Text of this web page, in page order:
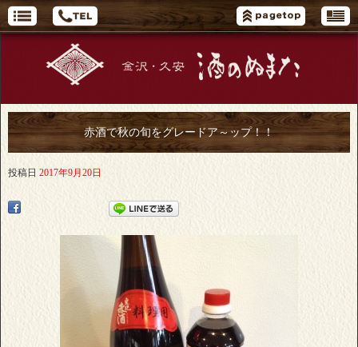
赤酒で秋の旬をグレードア～ップ！！
投稿日 2017年9月20日